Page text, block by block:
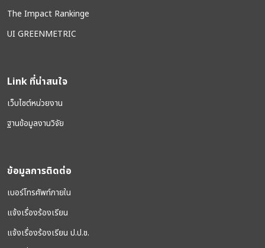
The Impact Rankinge
UI GREENMETRIC
Link ที่น่าสนใจ
เว็บไซต์หน่วยงาน
ฐานข้อมูลงานวิจัย
ข้อมูลการติดต่อ
เบอร์โทรศัพท์ภายใน
แจ้งเรื่องร้องเรียน
แจ้งเรื่องร้องเรียน ป.ป.ช.